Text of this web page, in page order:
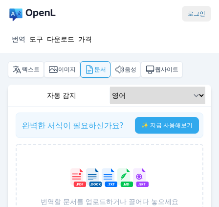
로그인
번역 도구 다운로드 가격
텍스트 이미지 문서 음성 웹사이트
자동 감지
완벽한 서식이 필요하신가요? ✨ 지금 사용해보기
번역할 문서를 업로드하거나 끌어다 놓으세요